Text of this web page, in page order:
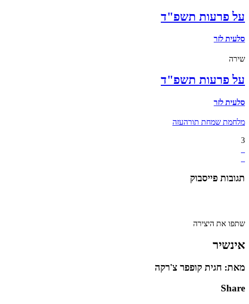
על פרעות תשפ"ד
סלעית לזר
שירה
על פרעות תשפ"ד
סלעית לזר
מלחמת שמחת תורהעזה
3
תגובות פייסבוק
שתפו את היצירה
אינשיר
מאת: חגית קופפר צ'רקה
Share